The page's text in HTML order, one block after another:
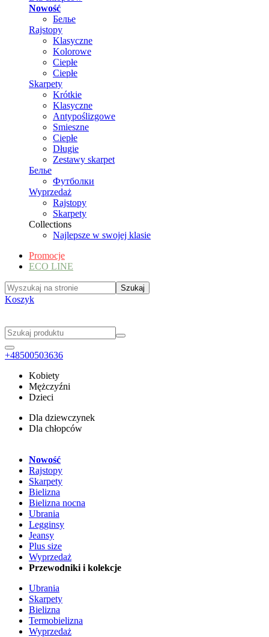
Nowość
Белье
Rajstopy
Klasyczne
Kolorowe
Ciepłe
Ciepłe
Skarpety
Krótkie
Klasyczne
Antypoślizgowe
Smieszne
Ciepłe
Długie
Zestawy skarpet
Белье
Футболки
Wyprzedaż
Rajstopy
Skarpety
Collections
Najlepsze w swojej klasie
Promocje
ECO LINE
Koszyk
+48500503636
Kobiety
Mężczyźni
Dzieci
Dla dziewczynek
Dla chłopców
Nowość
Rajstopy
Skarpety
Bielizna
Bielizna nocna
Ubrania
Legginsy
Jeansy
Plus size
Wyprzedaż
Przewodniki i kolekcje
Ubrania
Skarpety
Bielizna
Termobielizna
Wyprzedaż